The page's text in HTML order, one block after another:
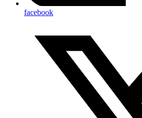
facebook